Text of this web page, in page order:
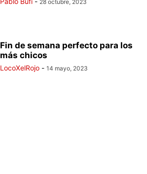
28 octubre, 2023
Fin de semana perfecto para los
más chicos
LocoXelRojo - 14 mayo, 2023